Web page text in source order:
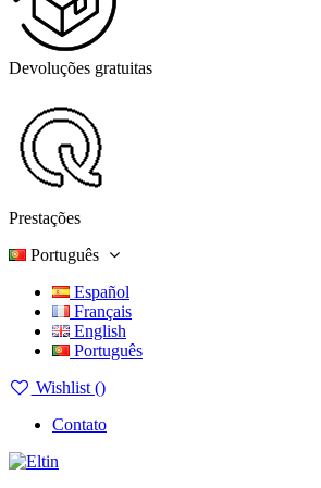
Devoluções gratuitas
Prestações
Português
Español
Français
English
Português
Wishlist ()
Contato